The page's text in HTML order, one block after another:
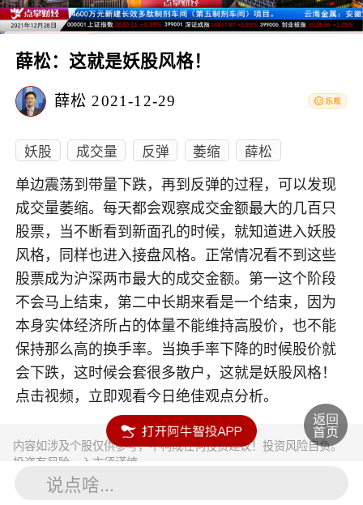
薛松：这就是妖股风格！
薛松 2021-12-29
妖股 成交量 反弹 萎缩 薛松
单边震荡到带量下跌，再到反弹的过程，可以发现
成交量萎缩。每天都会观察成交金额最大的几百只
股票，当不断看到新面孔的时候，就知道进入妖股
风格，同样也进入接盘风格。正常情况看不到这些
股票成为沪深两市最大的成交金额。第一这个阶段
不会马上结束，第二中长期来看是一个结束，因为
本身实体经济所占的体量不能维持高股价，也不能
保持那么高的换手率。当换手率下降的时候股价就
会下跌，这时候会套很多散户，这就是妖股风格！
点击视频，立即观看今日绝佳观点分析。
内容如涉及个股仅供参考，不构成任何投资建议！投资风险自负。
投资有风险，入市须谨慎。
说点啥...